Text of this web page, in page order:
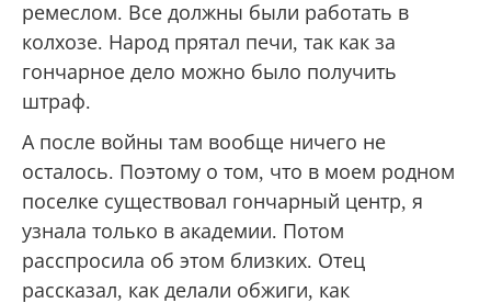
ремеслом. Все должны были работать в
колхозе. Народ прятал печи, так как за
гончарное дело можно было получить
штраф.
А после войны там вообще ничего не
осталось. Поэтому о том, что в моем родном
поселке существовал гончарный центр, я
узнала только в академии. Потом
расспросила об этом близких. Отец
рассказал, как делали обжиги, как